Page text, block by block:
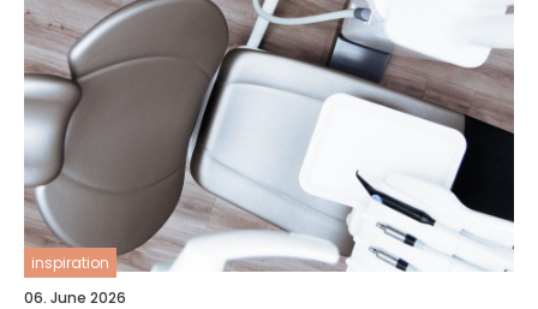
inspiration
06. June 2026